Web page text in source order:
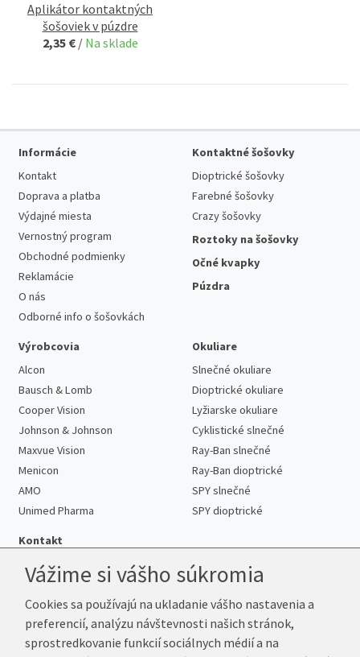
Aplikátor kontaktných
šošoviek v púzdre
2,35 € / Na sklade
Informácie
Kontakt
Doprava a platba
Výdajné miesta
Vernostný program
Obchodné podmienky
Reklamácie
O nás
Odborné info o šošovkách
Kontaktné šošovky
Dioptrické šošovky
Farebné šošovky
Crazy šošovky
Roztoky na šošovky
Očné kvapky
Púzdra
Výrobcovia
Alcon
Bausch & Lomb
Cooper Vision
Johnson & Johnson
Maxvue Vision
Menicon
AMO
Unimed Pharma
Okuliare
Slnečné okuliare
Dioptrické okuliare
Lyžiarske okuliare
Cyklistické slnečné
Ray-Ban slnečné
Ray-Ban dioptrické
SPY slnečné
SPY dioptrické
Kontakt
Telefón:+421 222 205 863
E-mail:info@kup-sosovky.sk
Vážime si vášho súkromia
Cookies sa používajú na ukladanie vášho nastavenia a
preferencií, analýzu návštevnosti našich stránok,
sprostredkovanie funkcií sociálnych médií a na